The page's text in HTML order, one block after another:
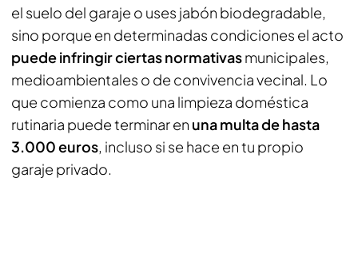
el suelo del garaje o uses jabón biodegradable,
sino porque en determinadas condiciones el acto
puede infringir ciertas normativasmunicipales,
medioambientales o de convivencia vecinal. Lo
que comienza como una limpieza doméstica
rutinaria puede terminar en una multa de hasta
3.000 euros, incluso si se hace en tu propio
garaje privado.